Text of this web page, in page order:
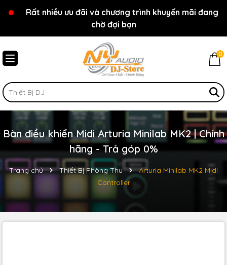
Chào mừng bạn đến với cửa hàng NY Audio - DJ
Store
Rất nhiều ưu đãi và chương trình khuyến mãi đang
chờ đợi bạn
0
Bàn điều khiển Midi Arturia Minilab MK2 | Chính
hãng - Trả góp 0%
Trang chủ Thiết Bị Phòng Thu
Arturia Minilab MK2 Midi
Controller